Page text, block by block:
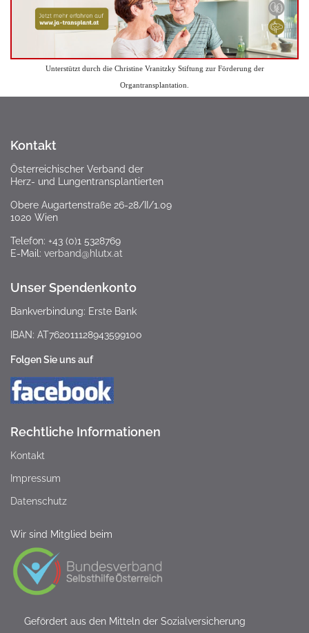
Unterstützt durch die Christine Vranitzky Stiftung zur Förderung der
Organtransplantation.
Kontakt
Österreichischer Verband der
Herz- und Lungentransplantierten
Obere Augartenstraße 26-28/II/1.09
1020 Wien
Telefon: +43 (0)1 5328769
E-Mail: verband@hlutx.at
Unser Spendenkonto
Bankverbindung: Erste Bank
IBAN: AT762011128943599100
Folgen Sie uns auf
Rechtliche Informationen
Kontakt
Impressum
Datenschutz
Wir sind Mitglied beim
Gefördert aus den Mitteln der Sozialversicherung